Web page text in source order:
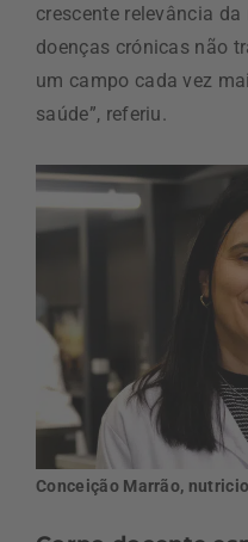
crescente relevância
doenças crónicas não
um campo cada vez
saúde”, referiu.
Conceição Marrão,